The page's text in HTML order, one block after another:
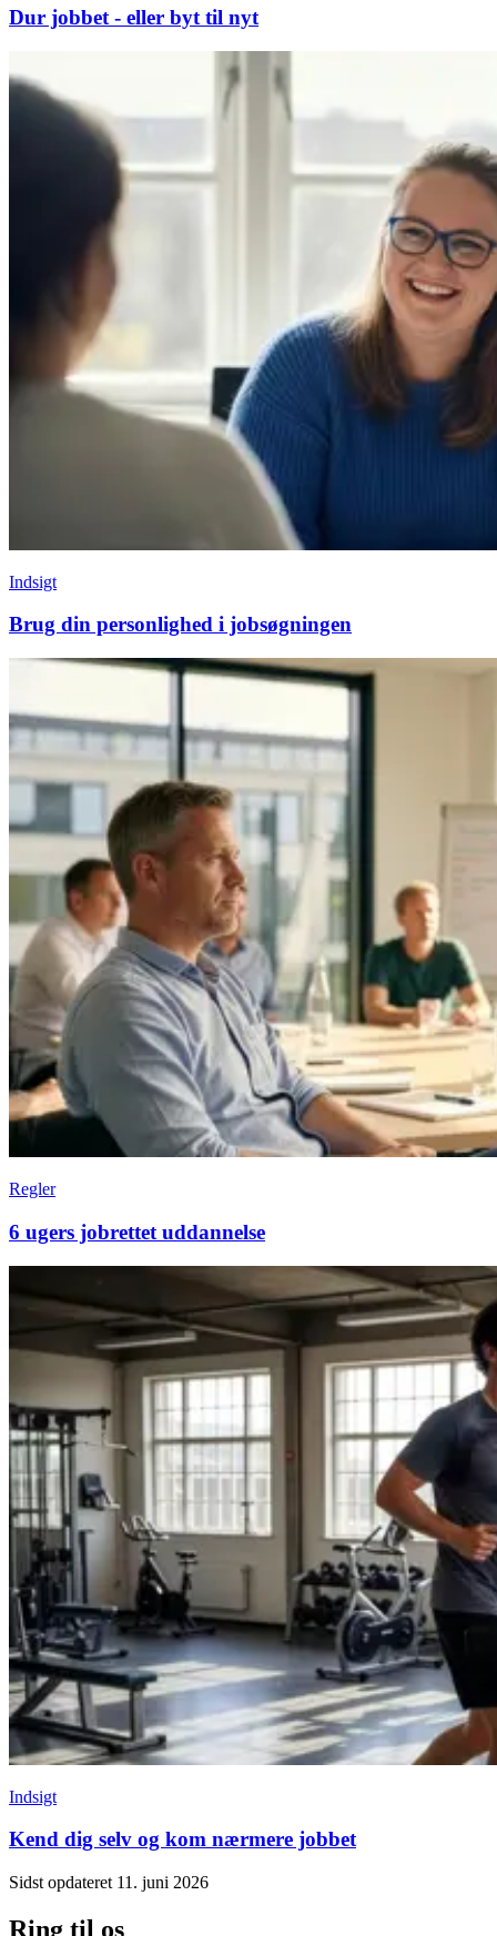
Dur jobbet - eller byt til nyt
Indsigt
Brug din personlighed i jobsøgningen
Regler
6 ugers jobrettet uddannelse
Indsigt
Kend dig selv og kom nærmere jobbet
Sidst opdateret 11. juni 2026
Ring til os